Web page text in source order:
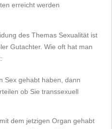
erreicht werden
des Themas Sexualität ist
Gutachter. Wie oft hat man
Sex gehabt haben, dann
ob Sie transsexuell
dem jetzigen Organ gehabt